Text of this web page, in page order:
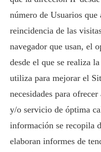
número de Usuarios
reincidencia de las
navegador que usan, el
desde el que se realiza
utiliza para mejorar el
necesidades para
y/o servicio de óptima
información se recopila
elaboran informes de